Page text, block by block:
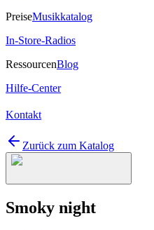
PreiseMusikkatalog
In-Store-Radios
RessourcenBlog
Hilfe-Center
Kontakt
Zurück zum Katalog
Smoky night